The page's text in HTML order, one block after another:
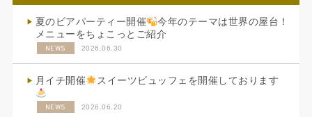
夏のビアパーティー開催
今年のテーマは世界の屋台！
メニューをちょこっとご紹介
NEWS 2026.06.30
月イチ開催 スイーツビュッフェを開催しております
NEWS 2026.06.20